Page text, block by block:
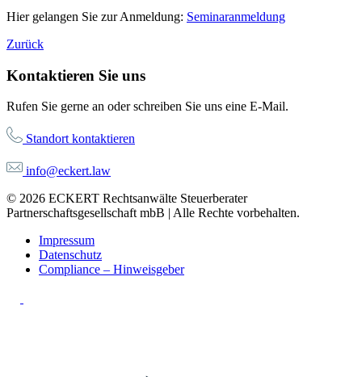
Hier gelangen Sie zur Anmeldung: Seminaranmeldung
Zurück
Kontaktieren Sie uns
Rufen Sie gerne an oder schreiben Sie uns eine E-Mail.
Standort kontaktieren
info@eckert.law
© 2026 ECKERT Rechtsanwälte Steuerberater
Partnerschaftsgesellschaft mbB | Alle Rechte vorbehalten.
Impressum
Datenschutz
Compliance – Hinweisgeber